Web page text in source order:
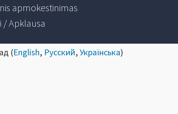
apmokestinimas
/ Apklausa
(English, Русский,Українська)